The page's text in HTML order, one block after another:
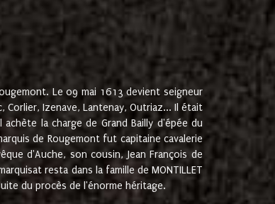
Le 09 mai 1613 devient seigneur
Corlier, Izenave, Lantenay, Outriaz... Il était
la charge de Grand Bailly d'épée du
de Rougemont fut capitaine cavalerie
d'Auche, son cousin, Jean François de
resta dans la famille de MONTILLET
du procès de l'énorme héritage.